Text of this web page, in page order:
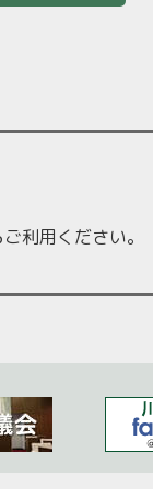
利用ください。